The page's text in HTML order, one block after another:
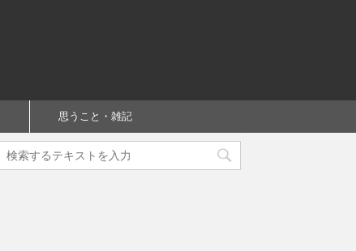
思うこと・雑記